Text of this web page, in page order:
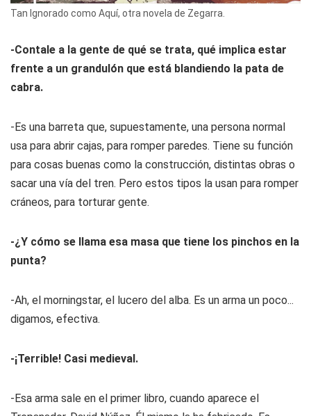
Tan Ignorado como Aquí, otra novela de Zegarra.
-Contale a la gente de qué se trata, qué implica estar
frente a un grandulón que está blandiendo la pata de
cabra.
-Es una barreta que, supuestamente, una persona normal
usa para abrir cajas, para romper paredes. Tiene su función
para cosas buenas como la construcción, distintas obras o
sacar una vía del tren. Pero estos tipos la usan para romper
cráneos, para torturar gente.
-¿Y cómo se llama esa masa que tiene los pinchos en la
punta?
-Ah, el morningstar, el lucero del alba. Es un arma un poco...
digamos, efectiva.
-¡Terrible! Casi medieval.
-Esa arma sale en el primer libro, cuando aparece el